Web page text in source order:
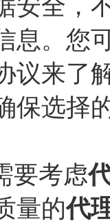
安全，
息。您
议来了
保选择
要考虑
量的代